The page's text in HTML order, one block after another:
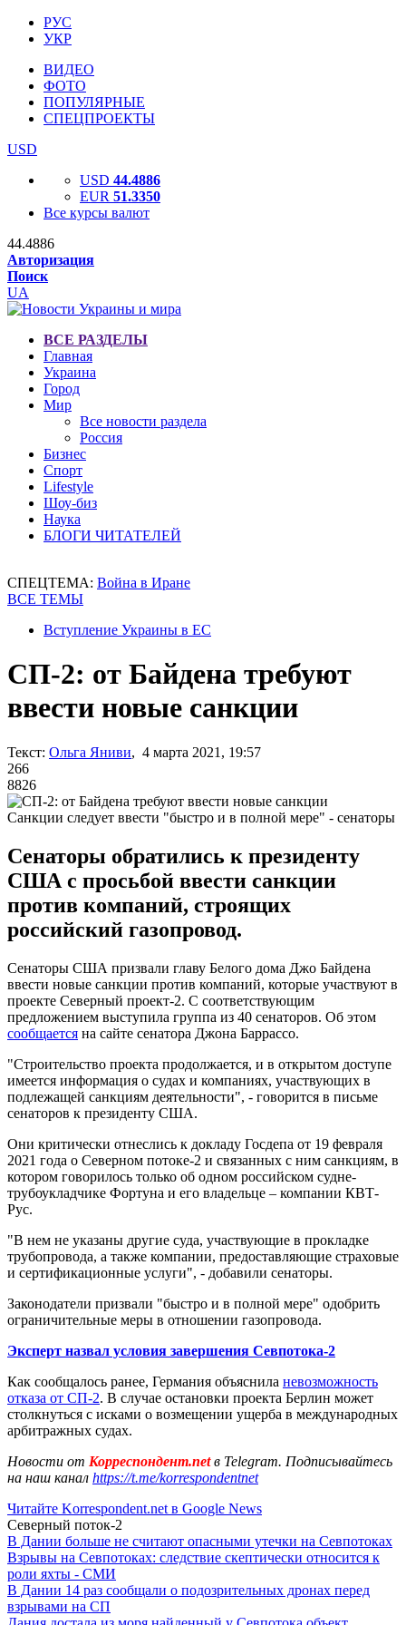
РУС
УКР
ВИДЕО
ФОТО
ПОПУЛЯРНЫЕ
СПЕЦПРОЕКТЫ
USD
USD 44.4886
EUR 51.3350
Все курсы валют
44.4886
Авторизация
Поиск
UA
ВСЕ РАЗДЕЛЫ
Главная
Украина
Город
Мир
Все новости раздела
Россия
Бизнес
Спорт
Lifestyle
Шоу-биз
Наука
БЛОГИ ЧИТАТЕЛЕЙ
СПЕЦТЕМА: Война в Иране
ВСЕ ТЕМЫ
Вступление Украины в ЕС
СП-2: от Байдена требуют
ввести новые санкции
Текст: Ольга Яниви, 4 марта 2021, 19:57
266
8826
Санкции следует ввести "быстро и в полной мере" - сенаторы
Сенаторы обратились к президенту
США с просьбой ввести санкции
против компаний, строящих
российский газопровод.
Сенаторы США призвали главу Белого дома Джо Байдена
ввести новые санкции против компаний, которые участвуют в
проекте Северный проект-2. С соответствующим
предложением выступила группа из 40 сенаторов. Об этом
сообщается на сайте сенатора Джона Баррассо.
"Строительство проекта продолжается, и в открытом доступе
имеется информация о судах и компаниях, участвующих в
подлежащей санкциям деятельности", - говорится в письме
сенаторов к президенту США.
Они критически отнеслись к докладу Госдепа от 19 февраля
2021 года о Северном потоке-2 и связанных с ним санкциям, в
котором говорилось только об одном российском судне-
трубоукладчике Фортуна и его владельце – компании КВТ-
Рус.
"В нем не указаны другие суда, участвующие в прокладке
трубопровода, а также компании, предоставляющие страховые
и сертификационные услуги", - добавили сенаторы.
Законодатели призвали "быстро и в полной мере" одобрить
ограничительные меры в отношении газопровода.
Эксперт назвал условия завершения Севпотока-2
Как сообщалось ранее, Германия объяснила невозможность
отказа от СП-2. В случае остановки проекта Берлин может
столкнуться с исками о возмещении ущерба в международных
арбитражных судах.
Новости от Корреспондент.netв Telegram. Подписывайтесь
на наш канал https://t.me/korrespondentnet
Читайте Korrespondent.net в Google News
Северный поток-2
В Дании больше не считают опасными утечки на Севпотоках
Взрывы на Севпотоках: следствие скептически относится к
роли яхты - СМИ
В Дании 14 раз сообщали о подозрительных дронах перед
взрывами на СП